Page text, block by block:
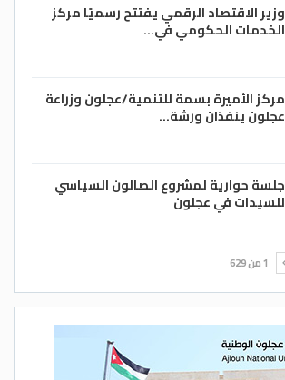
وزير الاقتصاد الرقمي يفتتح رسميًا مركز
الخدمات الحكومي في…
مركز الأميرة بسمة للتنمية/عجلون وزراعة
عجلون ينفذان ورشة…
جلسة حوارية لمشروع الصالون السياسي
للسيدات في عجلون
1 من 629